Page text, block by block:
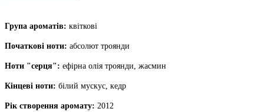
Група ароматів: квіткові
Початкові ноти: абсолют троянди
Ноти "серця": ефірна олія троянди, жасмин
Кінцеві ноти: білий мускус, кедр
Рік створення аромату: 2012